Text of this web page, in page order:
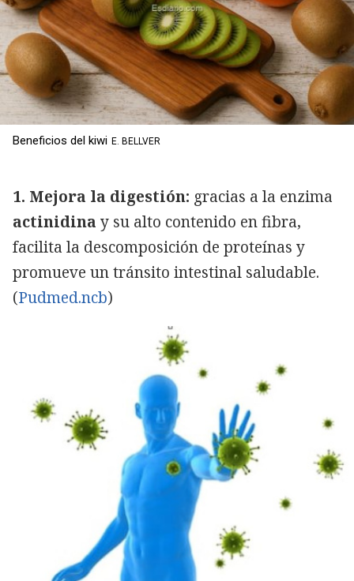
Beneficios del kiwi E. BELLVER
1. Mejora la digestión: gracias a la enzima
actinidina y su alto contenido en fibra,
facilita la descomposición de proteínas y
promueve un tránsito intestinal saludable.
(Pudmed.ncb)